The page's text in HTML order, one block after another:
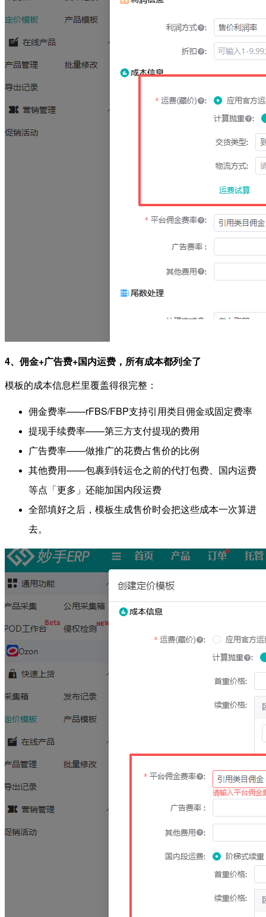
4、佣金+广告费+国内运费，所有成本都列全了
模板的成本信息栏里覆盖得很完整：
佣金费率——rFBS/FBP支持引用类目佣金或固定费率
提现手续费率——第三方支付提现的费用
广告费率——做推广的花费占售价的比例
其他费用——包裹到转运仓之前的代打包费、国内运费
等点「更多」还能加国内段运费
全部填好之后，模板生成售价时会把这些成本一次算进
去。